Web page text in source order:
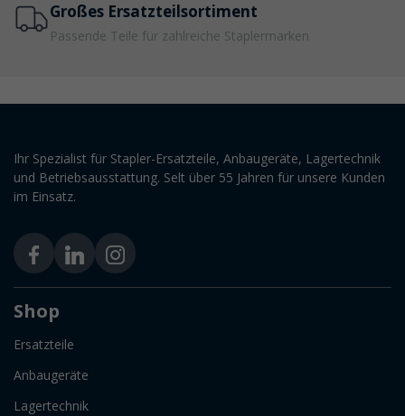
Großes Ersatzteilsortiment
Passende Teile für zahlreiche Staplermarken
Ihr Spezialist für Stapler-Ersatzteile, Anbaugeräte, Lagertechnik
und Betriebsausstattung. Selt über 55 Jahren für unsere Kunden
im Einsatz.
Shop
Ersatzteile
Anbaugeräte
Lagertechnik